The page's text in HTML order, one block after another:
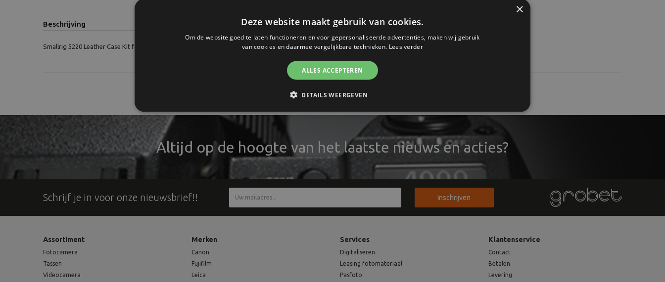
Beschrijving
Smallrig 5220 Leather Case Kit for FUJIFILM X half (Green)
Altijd op de hoogte van het laatste nieuws en acties?
Schrijf je in voor onze nieuwsbrief!! Inschrijven
Assortiment
Fotocamera
Tassen
Videocamera
Merken
Canon
Fujifilm
Leica
Services
Digitaliseren
Leasing fotomateriaal
Pasfoto
Klantenservice
Contact
Betalen
Levering
×
Deze website maakt gebruik van cookies.
Om de website goed te laten functioneren en voor gepersonaliseerde advertenties, maken wij gebruik
van cookies en daarmee vergelijkbare technieken. Lees verder
ALLES ACCEPTEREN
DETAILS WEERGEVEN